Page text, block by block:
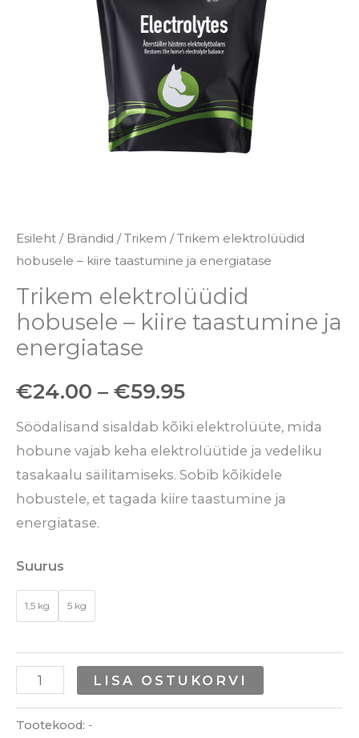
Esileht / Brändid /Trikem / Trikem elektrolüüdid
hobusele – kiire taastumine ja energiatase
Trikem elektrolüüdid
hobusele – kiire taastumine ja
energiatase
€24.00 – €59.95
€59.95
Söödalisand sisaldab kõiki elektrolüüte, mida
hobune vajab keha elektrolüütide ja vedeliku
tasakaalu säilitamiseks. Sobib kõikidele
hobustele, et tagada kiire taastumine ja
energiatase.
Suurus
1,5 kg 5 kg
LISA OSTUKORVI
Tootekood: -